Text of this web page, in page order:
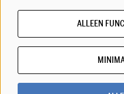
Meld je aan
ALLEEN